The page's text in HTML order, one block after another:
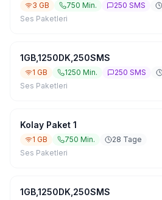
3 GB 750 Min. 250 SMS
Ses Paketleri
1GB,1250DK,250SMS
1 GB 1250 Min. 250 SMS
Ses Paketleri
Kolay Paket 1
1 GB 750 Min.
28 Tage
Ses Paketleri
1GB,1250DK,250SMS